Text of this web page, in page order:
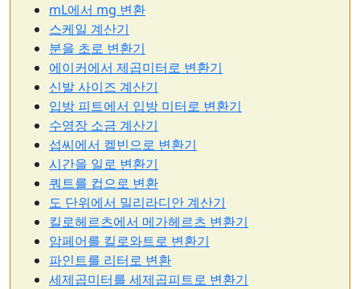
mL에서 mg 변환
스케일 계산기
분을 초로 변환기
에이커에서 제곱미터로 변환기
신발 사이즈 계산기
입방 피트에서 입방 미터로 변환기
수영장 소금 계산기
섭씨에서 켈빈으로 변환기
시간을 일로 변환기
쿼트를 컵으로 변환
도 단위에서 밀리라디안 계산기
킬로헤르츠에서 메가헤르츠 변환기
암페어를 킬로와트로 변환기
파인트를 리터로 변환
세제곱미터를 세제곱피트로 변환기